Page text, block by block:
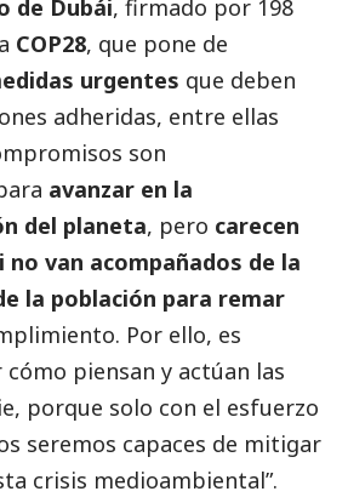
de Dubái, firmado por 198
COP28, que pone de
urgentes que deben
adheridas, entre ellas
son
avanzar en la
del planeta, pero carecen
van acompañados de la
la población para remar
Por ello, es
cómo piensan y actúan las
porque solo con el esfuerzo
seremos capaces de mitigar
crisis medioambiental”.